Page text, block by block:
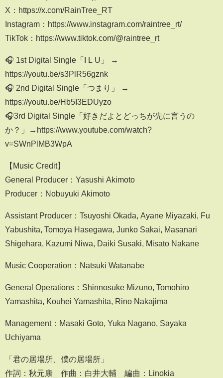
X：https://x.com/RainTree_RT
Instagram：https://www.instagram.com/raintree_rt/
TikTok：https://www.tiktok.com/@raintree_rt
🎧 1st Digital Single「I L U」 →
https://youtu.be/s3PlR56gznk
🎧 2nd Digital Single「つまり」 →
https://youtu.be/Hb5I3EDUyzo
🎧3rd Digital Single「好きだよとどっちが先に言うの
か？」→https://www.youtube.com/watch?
v=SWnPlMB3WpA
【Music Credit】
General Producer：Yasushi Akimoto
Producer：Nobuyuki Akimoto
Assistant Producer：Tsuyoshi Okada, Ayane Miyazaki, Fu
Yabushita, Tomoya Hasegawa, Junko Sakai, Masanari
Shigehara, Kazumi Niwa, Daiki Susaki, Misato Nakane
Music Cooperation：Natsuki Watanabe
General Operations：Shinnosuke Mizuno, Tomohiro
Yamashita, Kouhei Yamashita, Rino Nakajima
Management：Masaki Goto, Yuka Nagano, Sayaka
Uchiyama
「君の居場所、僕の居場所」
作詞：秋元康 作曲：白井大輔 編曲：Linokia